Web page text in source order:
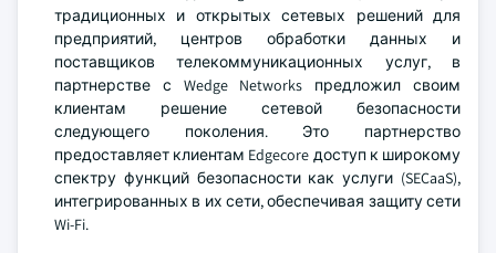
традиционных и открытых сетевых решений для
предприятий, центров обработки данных и
поставщиков телекоммуникационных услуг, в
партнерстве с Wedge Networks предложил своим
клиентам решение сетевой безопасности
следующего поколения. Это партнерство
предоставляет клиентам Edgecore доступ к широкому
спектру функций безопасности как услуги (SECaaS),
интегрированных в их сети, обеспечивая защиту сети
Wi-Fi.